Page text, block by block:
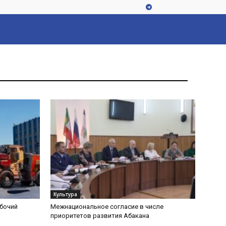
Культура
Межнациональное согласие в числе
приоритетов развития Абакана